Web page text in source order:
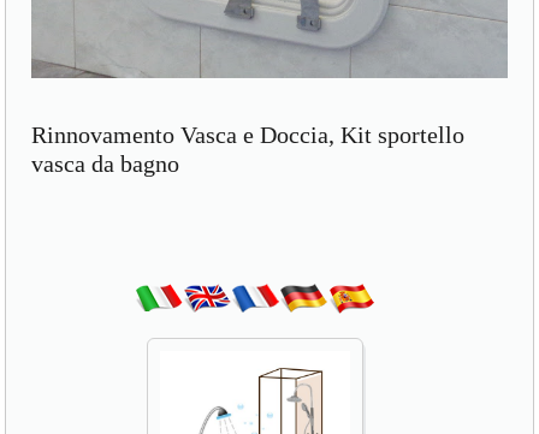
Rinnovamento Vasca e Doccia, Kit sportello